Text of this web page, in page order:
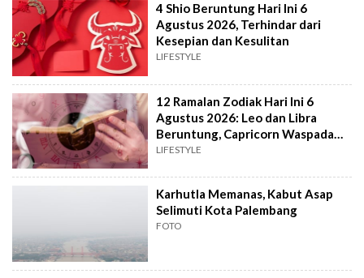
4 Shio Beruntung Hari Ini 6
Agustus 2026, Terhindar dari
Kesepian dan Kesulitan
LIFESTYLE
12 Ramalan Zodiak Hari Ini 6
Agustus 2026: Leo dan Libra
Beruntung, Capricorn Waspada
Konflik
LIFESTYLE
Karhutla Memanas, Kabut Asap
Selimuti Kota Palembang
FOTO